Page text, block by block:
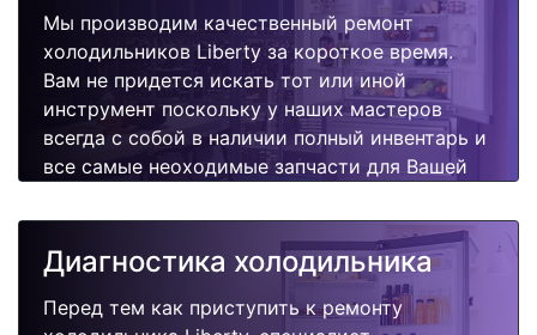
Мы производим качественный ремонт
холодильников Liberty за короткое время.
Вам не придется искать тот или иной
инструмент поскольку у наших мастеров
всегда с собой в наличии полный инвентарь и
все самые неоходимые запчасти для Вашей
качественно и недорого.
Диагностика холодильника
Перед тем как приступить к ремонту